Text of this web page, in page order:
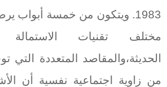
1983. ويتكون من خمسة أبواب يرصد من خلالها
مختلف تقنيات
الحديثة،والمقاصد المتعددة التي
من زاوية اجتماعية نفسية أن